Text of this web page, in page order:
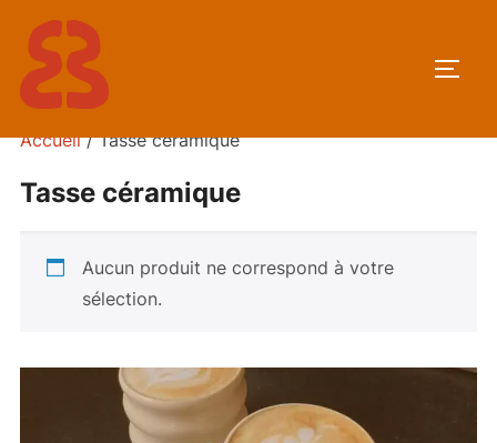
contenu
Accueil/ Tasse céramique
Tasse céramique
Aucun produit ne correspond à votre
sélection.